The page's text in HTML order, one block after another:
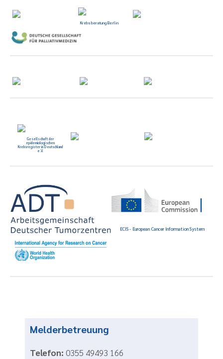
Krebsberatung Berlin
Gesellschaft der
epidemiologischen
Krebsregister in Deutschland
e.V.
ECIS - European Cancer Information System
Melderbetreuung
Telefon: 0355 49493 166